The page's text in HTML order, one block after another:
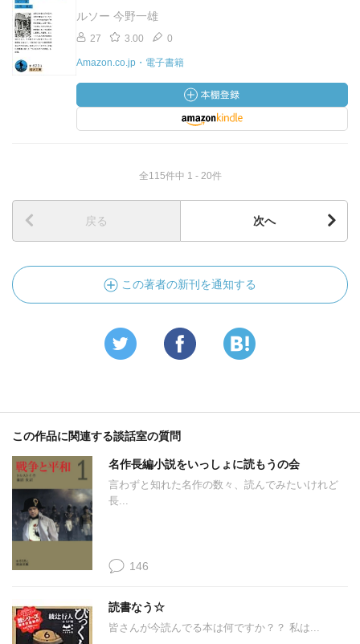
ルソー 今野一雄
27 3.00 0
Amazon.co.jp・電子書籍
全115件中 1 - 20件
戻る 次へ
この著者の新刊を通知する
この作品に関連する談話室の質問
名作長編小説をいっしょに読もうの会
言わずと知れた名作の数々、読んでみたいけれど
長...
146
読書なう☆
皆さんが今読んでる本は何ですか？？ 私は...